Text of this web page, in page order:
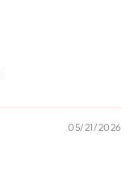
05/21/2026